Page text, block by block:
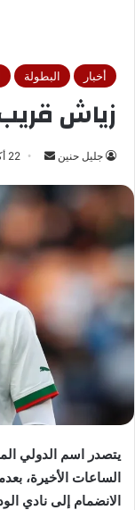
أخبار البطولة
زياش
جليل حنين
س
ب
ر
ا
إ
ل
ك
و
ن
ي
22 أكتوبر، 2025
يتصدر اسم الدولي
الساعات الأخيرة،
الانضمام إلى نادي